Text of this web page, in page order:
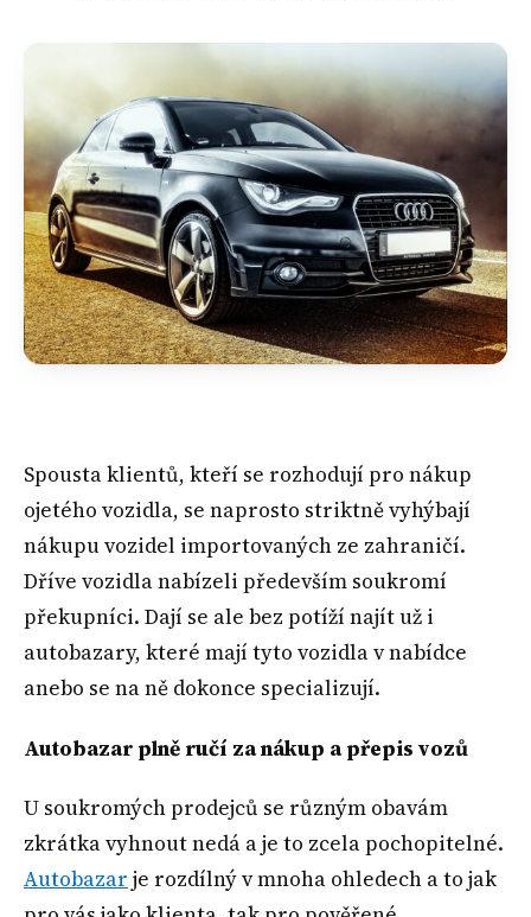
Spousta klientů, kteří se rozhodují pro nákup
ojetého vozidla, se naprosto striktně vyhýbají
nákupu vozidel importovaných ze zahraničí.
Dříve vozidla nabízeli především soukromí
překupníci. Dají se ale bez potíží najít už i
autobazary, které mají tyto vozidla v nabídce
anebo se na ně dokonce specializují.
Autobazar plně ručí za nákup a přepis vozů
U soukromých prodejců se různým obavám
zkrátka vyhnout nedá a je to zcela pochopitelné.
Autobazar je rozdílný v mnoha ohledech a to jak